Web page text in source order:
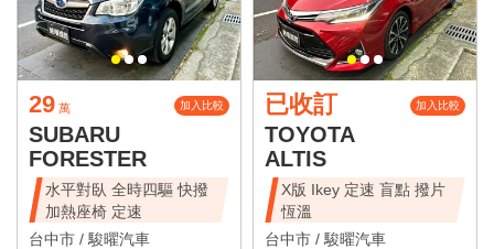
29 萬 加入比較
SUBARU
FORESTER
水平對臥 全時四驅 快撥
加熱座椅 定速
台中市 /駿曜汽車
已收訂 加入比較
TOYOTA
ALTIS
X版 Ikey 定速 盲點 撥片
恆溫
台中市 /駿曜汽車